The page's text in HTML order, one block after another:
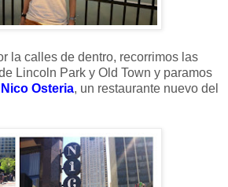
la calles de dentro, recorrimos las
Lincoln Park y Old Town y paramos
Nico Osteria, un restaurante nuevo del